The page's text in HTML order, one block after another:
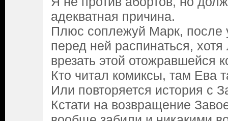
адекватная причина.
Плюс соплежуй Марк, после
перед ней распинаться,
врезать этой отожравшейся
Кто читал комиксы, там Ева
Или повторяется история с
Кстати на возвращение